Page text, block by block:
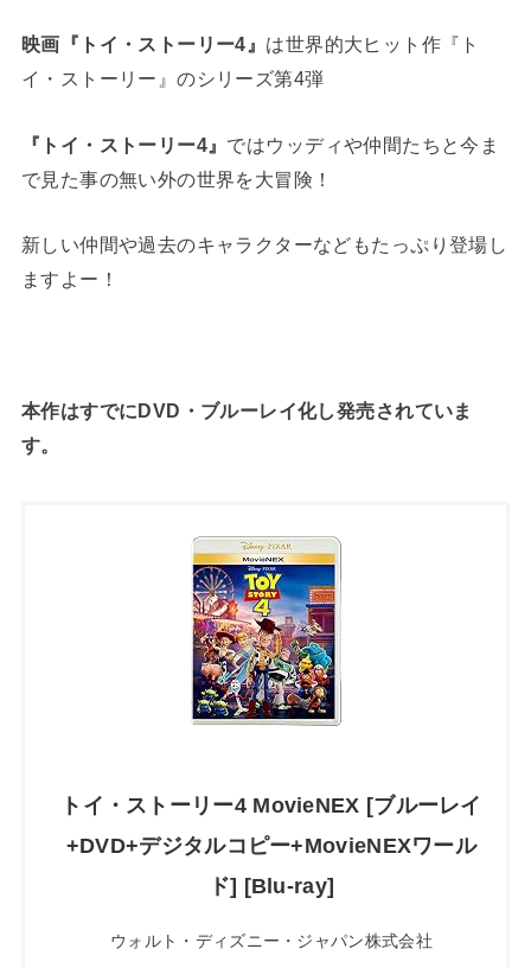
映画『トイ・ストーリー4』 は世界的大ヒット作『ト
イ・ストーリー』のシリーズ第4弾
『トイ・ストーリー4』 ではウッディや仲間たちと今ま
で見た事の無い外の世界を大冒険！
新しい仲間や過去のキャラクターなどもたっぷり登場し
ますよー！
本作はすでにDVD・ブルーレイ化し発売されていま
す。
トイ・ストーリー4 MovieNEX [ブルーレイ
+DVD+デジタルコピー+MovieNEXワール
ド] [Blu-ray]
ウォルト・ディズニー・ジャパン株式会社